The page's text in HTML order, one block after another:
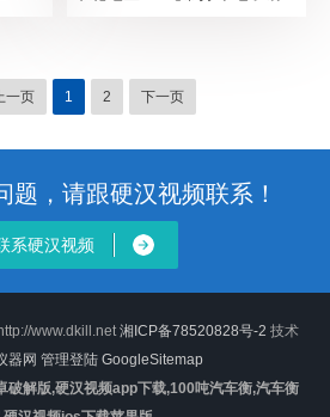
上一页 1 2 下一页
，请跟硬汉视频联系！
系硬汉视频
www.dkill.net湘ICP备78520828号-2 技术
器网 管理登陆 GoogleSitemap
破解版,硬汉视频app下载,100吨汽车衡,汽车衡